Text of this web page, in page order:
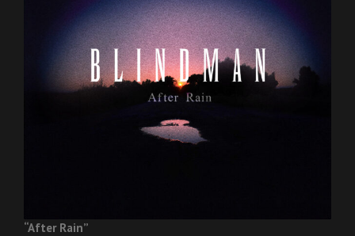
“After Rain”